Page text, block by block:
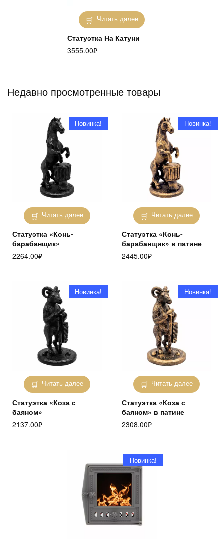
Читать далее
Статуэтка На Катуни
3555.00₽
Недавно просмотренные товары
Читать далее
Новинка!
Статуэтка «Конь-
барабанщик»
2264.00₽
Читать далее
Новинка!
Статуэтка «Конь-
барабанщик» в патине
2445.00₽
Читать далее
Новинка!
Статуэтка «Коза с
баяном»
2137.00₽
Читать далее
Новинка!
Статуэтка «Коза с
баяном» в патине
2308.00₽
Новинка!